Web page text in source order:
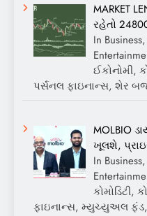
MARKET
રહેતો
In
ઈકોનોમી,
પર્સનલ ફાઇનાન્સ, શેર
MOLBIO
ખૂલશે,
In
કોમોડિટી,
ફાઇનાન્સ, મ્યુચ્યુઅલ